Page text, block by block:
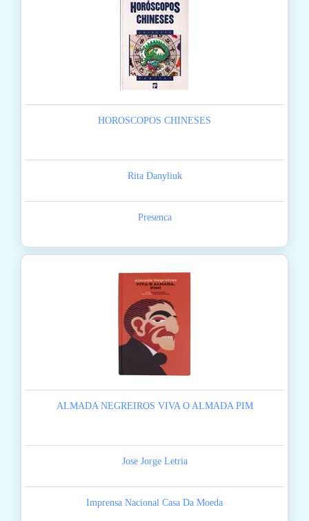
HOROSCOPOS CHINESES
Rita Danyliuk
Presenca
ALMADA NEGREIROS VIVA O ALMADA PIM
Jose Jorge Letria
Imprensa Nacional Casa Da Moeda